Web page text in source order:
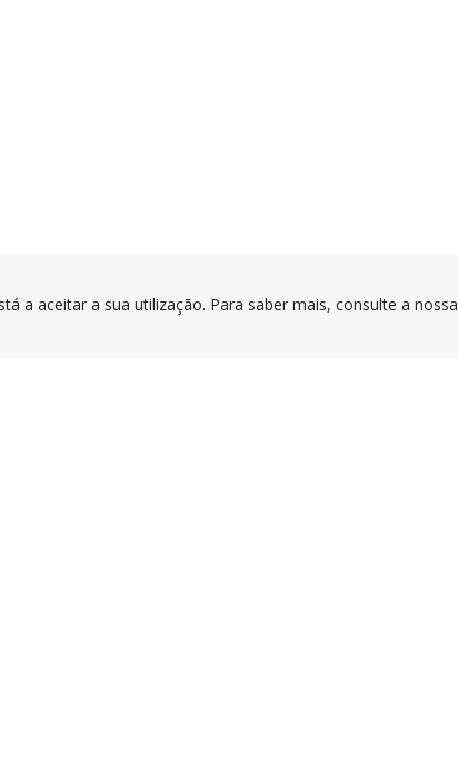
a aceitar a sua utilização. Para saber mais, consulte a nossa